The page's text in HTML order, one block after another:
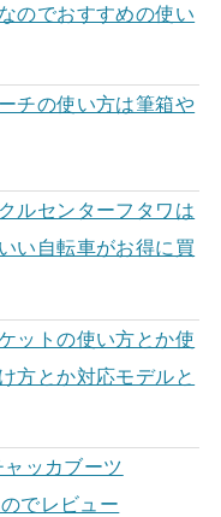
のでおすすめの使い
チの使い方は筆箱や
ルセンターフタワは
い自転車がお得に買
ットの使い方とか使
方とか対応モデルと
ッカブーツ
でレビュー